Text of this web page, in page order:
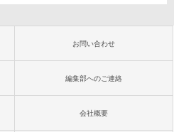
お問い合わせ
編集部へのご連絡
会社概要